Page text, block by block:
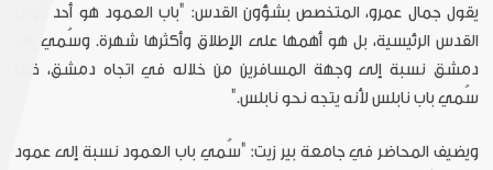
يقول جمال عمرو، المتخصص بشؤون القدس: "باب العمود هو أحد أبواب
القدس الرئيسية، بل هو أهمها على الإطلاق وأكثرها شهرة. وسُمي باب
دمشق نسبة إلى وجهة المسافرين من خلاله في اتجاه دمشق، كما
سُمي باب نابلس لأنه يتجه نحو نابلس."
ويضيف المحاضر في جامعة بير زيت: "سُمي باب العمود نسبة إلى عمود